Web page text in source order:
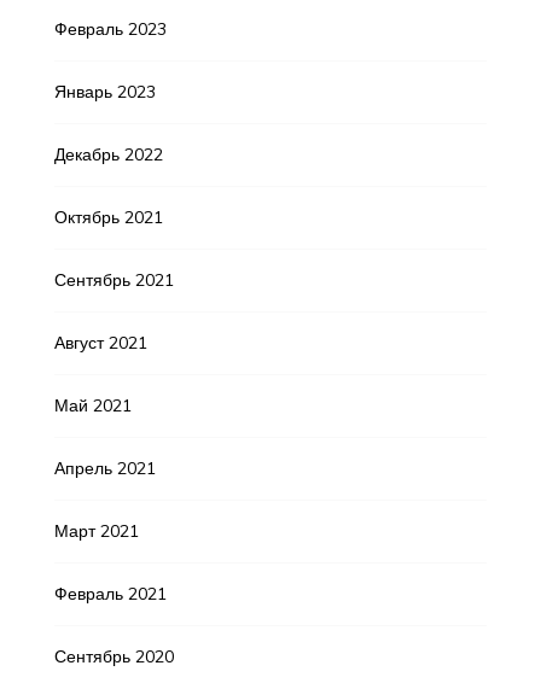
Февраль 2023
Январь 2023
Декабрь 2022
Октябрь 2021
Сентябрь 2021
Август 2021
Май 2021
Апрель 2021
Март 2021
Февраль 2021
Сентябрь 2020